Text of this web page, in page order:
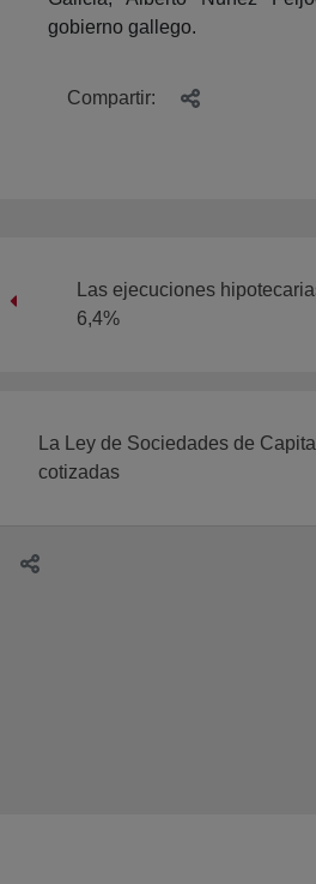
gobierno gallego.
Compartir:
Las ejecuciones
6,4%
La Ley de Sociedades de
cotizadas